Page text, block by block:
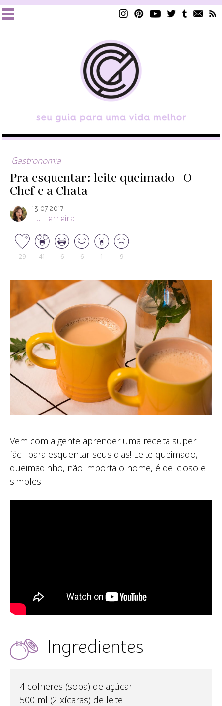
Gastronomia
Pra esquentar: leite queimado | O
Chef e a Chata
13.07.2017
Lu Ferreira
29 41 6 6 1 9
Vem com a gente aprender uma receita super
fácil para esquentar seus dias! Leite queimado,
queimadinho, não importa o nome, é delicioso e
simples!
Ingredientes
4 colheres (sopa) de açúcar
500 ml (2 xícaras) de leite